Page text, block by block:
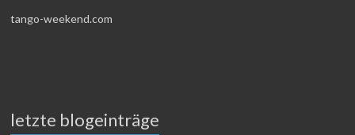
tango-weekend.com
letzte blogeinträge